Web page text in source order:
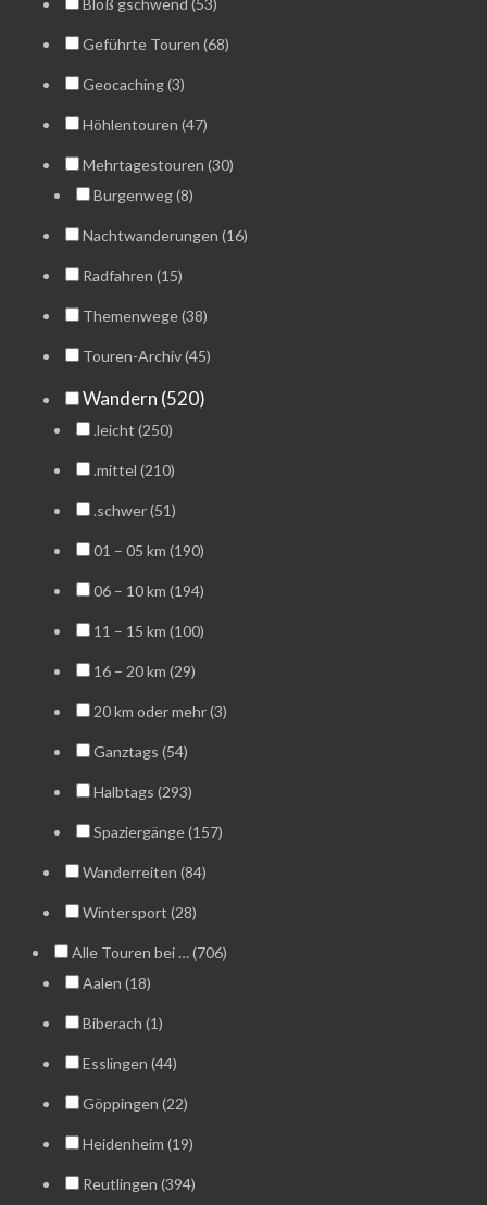
Geführte Touren (68)
Geocaching (3)
Höhlentouren (47)
Mehrtagestouren (30)
Burgenweg (8)
Nachtwanderungen (16)
Radfahren (15)
Themenwege (38)
Touren-Archiv (45)
Wandern (520)
.leicht (250)
.mittel (210)
.schwer (51)
01 – 05 km (190)
06 – 10 km (194)
11 – 15 km (100)
16 – 20 km (29)
20 km oder mehr (3)
Ganztags (54)
Halbtags (293)
Spaziergänge (157)
Wanderreiten (84)
Wintersport (28)
Alle Touren bei … (706)
Aalen (18)
Biberach (1)
Esslingen (44)
Göppingen (22)
Heidenheim (19)
Reutlingen (394)